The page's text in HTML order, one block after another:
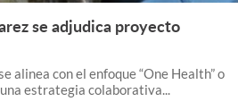
Leer Más +
se adjudica proyecto
alinea con el enfoque “One Health” o
estrategia colaborativa...